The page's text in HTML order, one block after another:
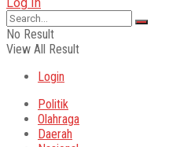
No Result
View All Result
Login
Politik
Olahraga
Daerah